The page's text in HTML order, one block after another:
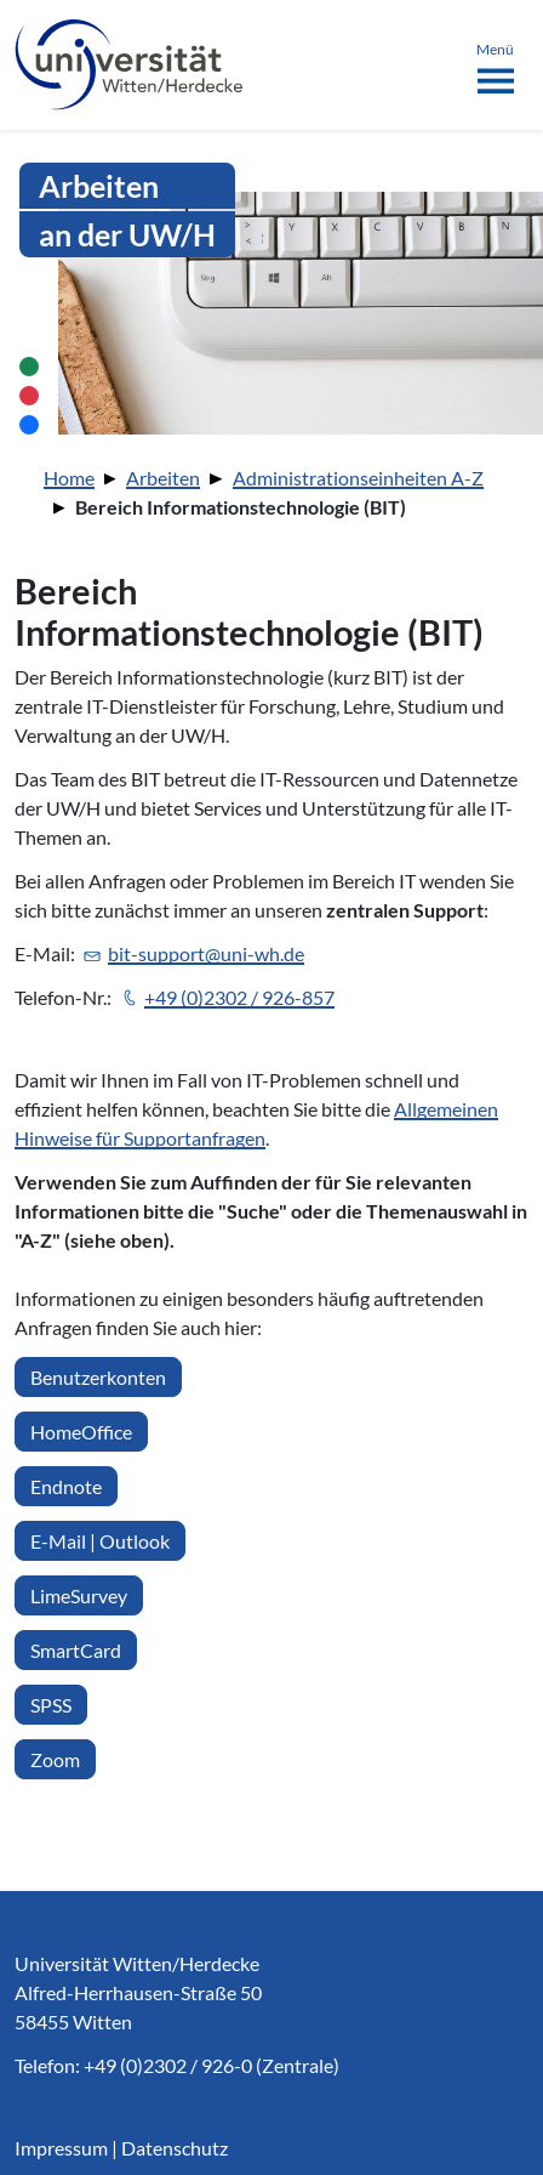
Intranet Uni WH | Bereich
Menü
Sprachmenü
schließen
Arbeiten
an der UW/H
Sie sind hier:
Home Arbeiten
Administrationseinheiten A-Z
Bereich Informationstechnologie (BIT)
Bereich
Informationstechnologie (BIT)
Der Bereich Informationstechnologie (kurz BIT) ist der
zentrale IT-Dienstleister für Forschung, Lehre, Studium und
Verwaltung an der UW/H.
Das Team des BIT betreut die IT-Ressourcen und Datennetze
der UW/H und bietet Services und Unterstützung für alle IT-
Themen an.
Bei allen Anfragen oder Problemen im Bereich IT wenden Sie
sich bitte zunächst immer an unseren zentralen Support:
E-Mail:
bit-support@uni-wh.de
Telefon-Nr.:
+49 (0)2302 / 926-857
Damit wir Ihnen im Fall von IT-Problemen schnell und
effizient helfen können, beachten Sie bitte dieAllgemeinen
Hinweise für Supportanfragen.
Verwenden Sie zum Auffinden der für Sie relevanten
Informationen bitte die "Suche" oder die Themenauswahl in
"A-Z" (siehe oben).
Informationen zu einigen besonders häufig auftretenden
Anfragen finden Sie auch hier:
Benutzerkonten
HomeOffice
Endnote
E-Mail | Outlook
LimeSurvey
SmartCard
SPSS
Zoom
Universität Witten/Herdecke
Alfred-Herrhausen-Straße 50
58455 Witten
Telefon: +49 (0)2302 / 926-0 (Zentrale)
Impressum | Datenschutz